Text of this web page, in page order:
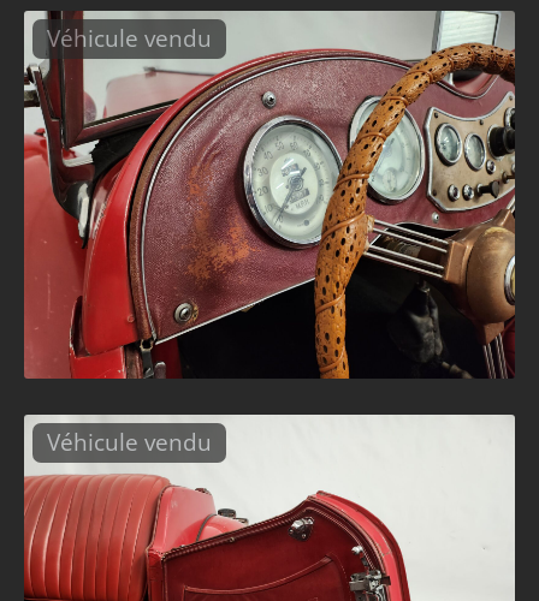
Véhicule vendu
Véhicule vendu